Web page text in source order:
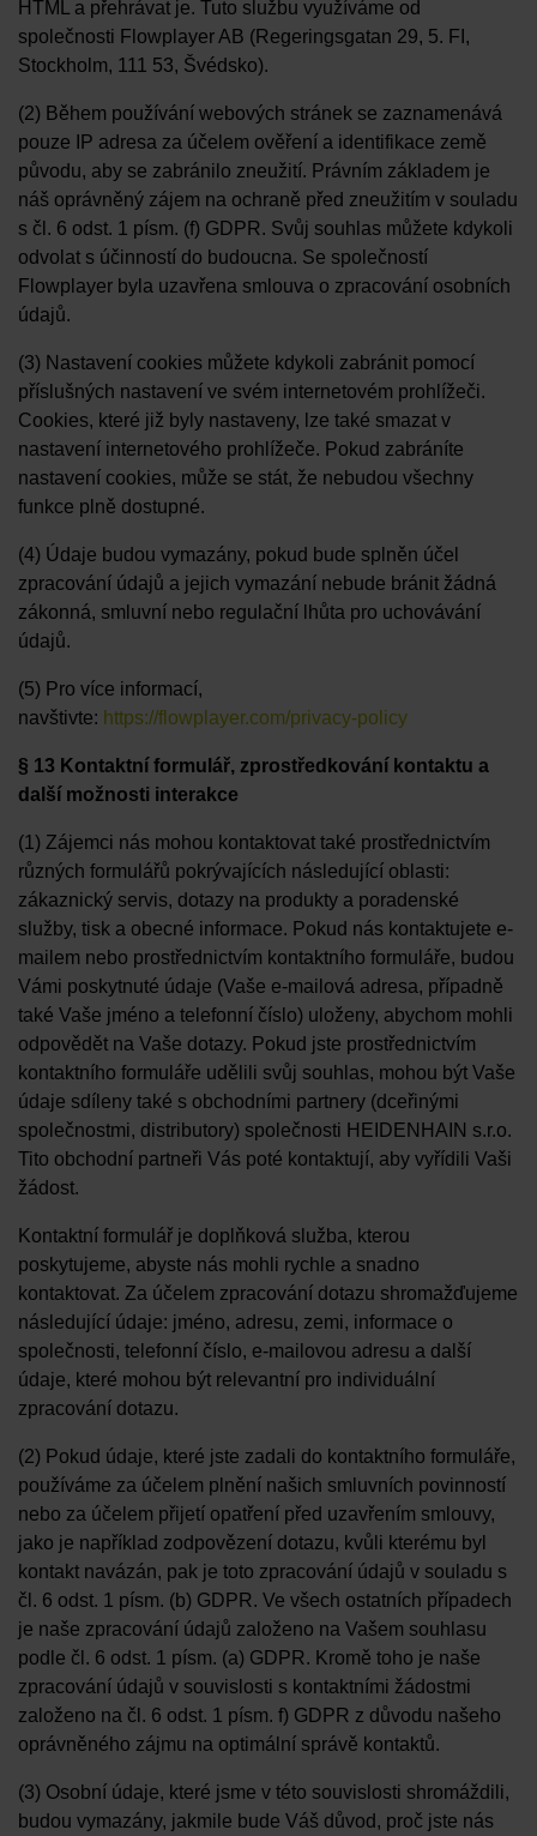
HTML a přehrávat je. Tuto službu využíváme od
společnosti Flowplayer AB (Regeringsgatan 29, 5. FI,
Stockholm, 111 53, Švédsko).
(2) Během používání webových stránek se zaznamenává
pouze IP adresa za účelem ověření a identifikace země
původu, aby se zabránilo zneužití. Právním základem je
náš oprávněný zájem na ochraně před zneužitím v souladu
s čl. 6 odst. 1 písm. (f) GDPR. Svůj souhlas můžete kdykoli
odvolat s účinností do budoucna. Se společností
Flowplayer byla uzavřena smlouva o zpracování osobních
údajů.
(3) Nastavení cookies můžete kdykoli zabránit pomocí
příslušných nastavení ve svém internetovém prohlížeči.
Cookies, které již byly nastaveny, lze také smazat v
nastavení internetového prohlížeče. Pokud zabráníte
nastavení cookies, může se stát, že nebudou všechny
funkce plně dostupné.
(4) Údaje budou vymazány, pokud bude splněn účel
zpracování údajů a jejich vymazání nebude bránit žádná
zákonná, smluvní nebo regulační lhůta pro uchovávání
údajů.
(5) Pro více informací,
navštivte: https://flowplayer.com/privacy-policy
§ 13 Kontaktní formulář, zprostředkování kontaktu a
další možnosti interakce
(1) Zájemci nás mohou kontaktovat také prostřednictvím
různých formulářů pokrývajících následující oblasti:
zákaznický servis, dotazy na produkty a poradenské
služby, tisk a obecné informace. Pokud nás kontaktujete e-
mailem nebo prostřednictvím kontaktního formuláře, budou
Vámi poskytnuté údaje (Vaše e-mailová adresa, případně
také Vaše jméno a telefonní číslo) uloženy, abychom mohli
odpovědět na Vaše dotazy. Pokud jste prostřednictvím
kontaktního formuláře udělili svůj souhlas, mohou být Vaše
údaje sdíleny také s obchodními partnery (dceřinými
společnostmi, distributory) společnosti HEIDENHAIN s.r.o.
Tito obchodní partneři Vás poté kontaktují, aby vyřídili Vaši
žádost.
Kontaktní formulář je doplňková služba, kterou
poskytujeme, abyste nás mohli rychle a snadno
kontaktovat. Za účelem zpracování dotazu shromažďujeme
následující údaje: jméno, adresu, zemi, informace o
společnosti, telefonní číslo, e-mailovou adresu a další
údaje, které mohou být relevantní pro individuální
zpracování dotazu.
(2) Pokud údaje, které jste zadali do kontaktního formuláře,
používáme za účelem plnění našich smluvních povinností
nebo za účelem přijetí opatření před uzavřením smlouvy,
jako je například zodpovězení dotazu, kvůli kterému byl
kontakt navázán, pak je toto zpracování údajů v souladu s
čl. 6 odst. 1 písm. (b) GDPR. Ve všech ostatních případech
je naše zpracování údajů založeno na Vašem souhlasu
podle čl. 6 odst. 1 písm. (a) GDPR. Kromě toho je naše
zpracování údajů v souvislosti s kontaktními žádostmi
založeno na čl. 6 odst. 1 písm. f) GDPR z důvodu našeho
oprávněného zájmu na optimální správě kontaktů.
(3) Osobní údaje, které jsme v této souvislosti shromáždili,
budou vymazány, jakmile bude Váš důvod, proč jste nás